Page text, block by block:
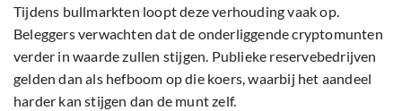
Tijdens bullmarkten loopt deze verhouding vaak op.
Beleggers verwachten dat de onderliggende cryptomunten
verder in waarde zullen stijgen. Publieke reservebedrijven
gelden dan als hefboom op die koers, waarbij het aandeel
harder kan stijgen dan de munt zelf.